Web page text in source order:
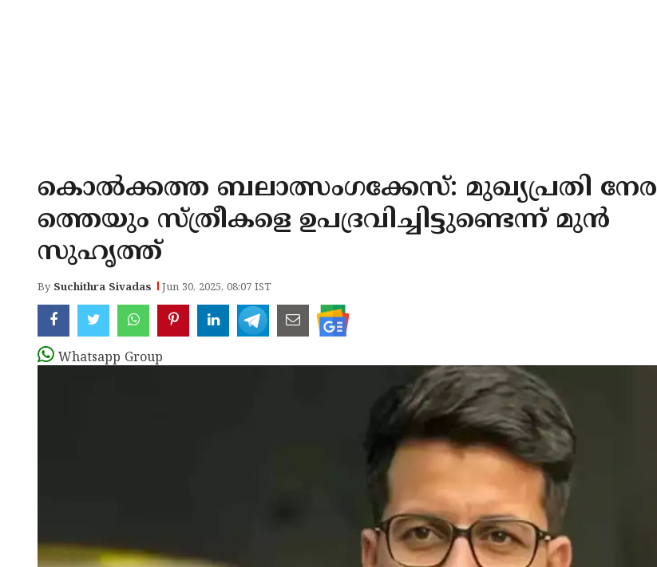
കൊല്‍ക്കത്ത ബലാത്സംഗക്കേസ്: മുഖ്യപ്രതി നേര
ത്തെയും സ്ത്രീകളെ ഉപദ്രവിച്ചിട്ടുണ്ടെന്ന് മുന്‍
സുഹൃത്ത്
By Suchithra Sivadas Jun 30, 2025, 08:07 IST
Whatsapp Group